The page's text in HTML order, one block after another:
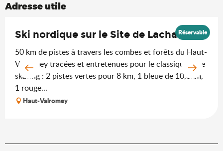
Adresse utile
Ski nordique sur le Site de Lachat
50 km de pistes à travers les combes et forêts du Haut-
Valromey tracées et entretenues pour le classique et le
skating : 2 pistes vertes pour 8 km, 1 bleue de 10,6km,
1 rouge...
Haut-Valromey
Réservable